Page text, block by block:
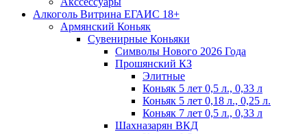
Алкоголь Витрина ЕГАИС 18+
Армянский Коньяк
Сувенирные Коньяки
Символы Нового 2026 Года
Прошянский КЗ
Элитные
Коньяк 5 лет 0,5 л., 0,33 л
Коньяк 5 лет 0,18 л., 0,25 л.
Коньяк 7 лет 0,5 л., 0,33 л
Шахназарян ВКД